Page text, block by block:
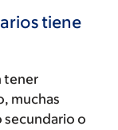
tiene
tener
muchas
secundario o